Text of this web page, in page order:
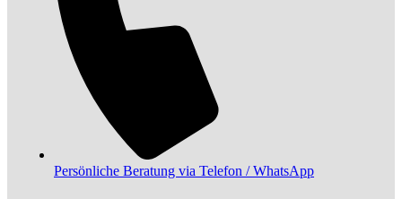
Persönliche Beratung via Telefon / WhatsApp